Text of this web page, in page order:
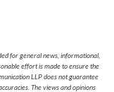
for general news, informational,
effort is made to ensure the
LLP does not guarantee
The views and opinions